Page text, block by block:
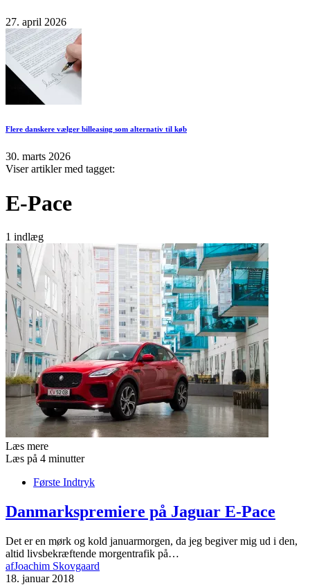
27. april 2026
Flere danskere vælger billeasing som alternativ til køb
30. marts 2026
Viser artikler med tagget:
E-Pace
1 indlæg
Læs mere
Læs på 4 minutter
Første Indtryk
Danmarkspremiere på Jaguar E-Pace
Det er en mørk og kold januarmorgen, da jeg begiver mig ud i den,
altid livsbekræftende morgentrafik på…
afJoachim Skovgaard
18. januar 2018